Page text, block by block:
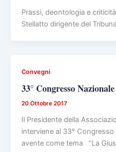
Prassi, deontologia e
Stellatto dirigente del
Convegni
33° Congresso
20 Ottobre 2017
Il Presidente della
interviene al 33°
avente come tema “La